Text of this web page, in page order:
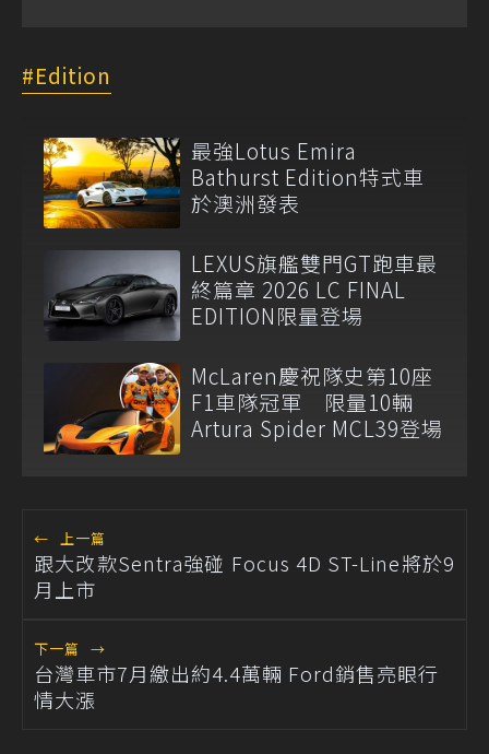
Edition
最強Lotus Emira
Bathurst Edition特式車
於澳洲發表
LEXUS旗艦雙門GT跑車最
終篇章 2026 LC FINAL
EDITION限量登場
McLaren慶祝隊史第10座
F1車隊冠軍 限量10輛
Artura Spider MCL39登場
← 上一篇
跟大改款Sentra強碰 Focus 4D ST-Line將於9
月上市
下一篇 →
台灣車市7月繳出約4.4萬輛 Ford銷售亮眼行
情大漲